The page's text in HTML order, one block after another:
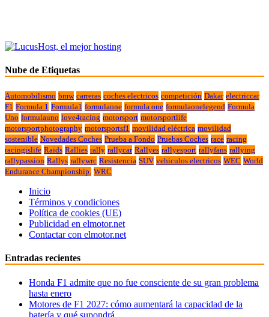
Nube de Etiquetas
Automobilismo bmw carreras coches electricos competición Dakar electriccar
F1 Formula 1 Formula1 formulaone formula one formulaonelegend Formula
Uno formulauno love4racing motorsport motorsportlife
motorsportphotography motorsportsf1 movilidad eléctrica movilidad
sostenible Novedades Coches Prueba a Fondo Pruebas Coches race racing
racingislife Raids Rallies rally rallycar Rallyes rallyesport rallyfans rallying
rallypassion Rallys rallywrc Resistencia SUV vehiculos electricos WEC World
Endurance Championship. WRC
Inicio
Términos y condiciones
Política de cookies (UE)
Publicidad en elmotor.net
Contactar con elmotor.net
Entradas recientes
Honda F1 admite que no fue consciente de su gran problema
hasta enero
Motores de F1 2027: cómo aumentará la capacidad de la